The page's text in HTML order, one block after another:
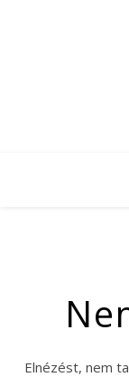
Elnézést, nem